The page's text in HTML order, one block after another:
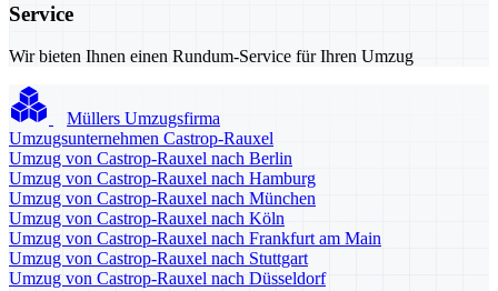
Service
Wir bieten Ihnen einen Rundum-Service für Ihren Umzug
Müllers Umzugsfirma
Umzugsunternehmen Castrop-Rauxel
Umzug von Castrop-Rauxel nach Berlin
Umzug von Castrop-Rauxel nach Hamburg
Umzug von Castrop-Rauxel nach München
Umzug von Castrop-Rauxel nach Köln
Umzug von Castrop-Rauxel nach Frankfurt am Main
Umzug von Castrop-Rauxel nach Stuttgart
Umzug von Castrop-Rauxel nach Düsseldorf